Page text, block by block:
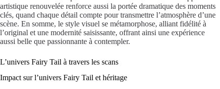
artistique renouvelée renforce aussi la portée dramatique des moments
clés, quand chaque détail compte pour transmettre l’atmosphère d’une
scène. En somme, le style visuel se métamorphose, alliant fidélité à
l’original et une modernité saisissante, offrant ainsi une expérience
aussi belle que passionnante à contempler.
L’univers Fairy Tail à travers les scans
Impact sur l’univers Fairy Tail et héritage